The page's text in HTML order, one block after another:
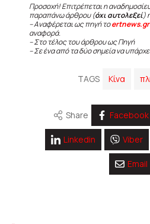
Προσοχή! Επιτρέπεται η
παραπάνω άρθρου (όχι αυτολεξεί)
– Αναφέρεται ως πηγή τοertnews.gr
αναφορά.
– Στο τέλος του άρθρου ως Πηγή
– Σε ένα από τα δύο σημεία να
TAGS Κίνα
Share Facebook
Linkedin Viber
Email